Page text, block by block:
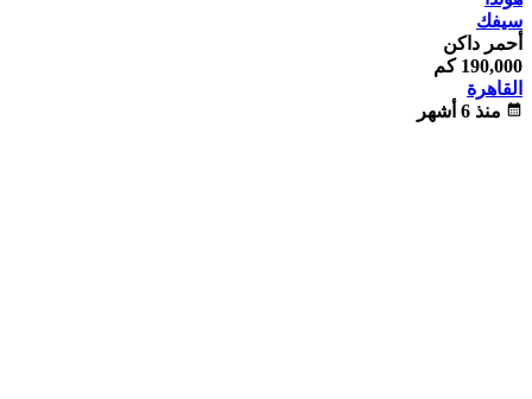
سيفك
أحمر داكن
190,000 كم
القاهرة
calendar_month منذ 6 أشهر